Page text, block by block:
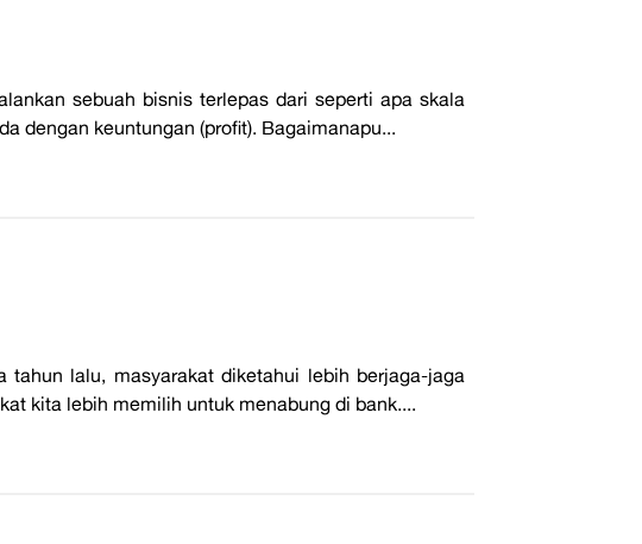
sebuah bisnis terlepas dari seperti apa skala
dengan keuntungan (profit). Bagaimanapu...
tahun lalu, masyarakat diketahui lebih berjaga-jaga
kita lebih memilih untuk menabung di bank....